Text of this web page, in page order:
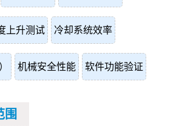
上升测试 冷却系统效率
机械安全性能 软件功能验证
围